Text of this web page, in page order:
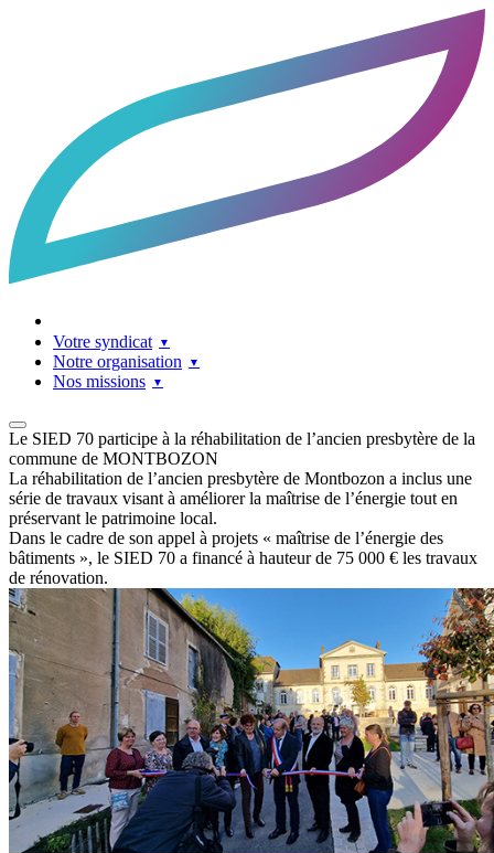
Votre syndicat
Notre organisation
Nos missions
Le SIED 70 participe à la réhabilitation de l’ancien presbytère de la
commune de MONTBOZON
La réhabilitation de l’ancien presbytère de Montbozon a inclus une
série de travaux visant à améliorer la maîtrise de l’énergie tout en
préservant le patrimoine local.
Dans le cadre de son appel à projets « maîtrise de l’énergie des
bâtiments », le SIED 70 a financé à hauteur de 75 000 € les travaux
de rénovation.